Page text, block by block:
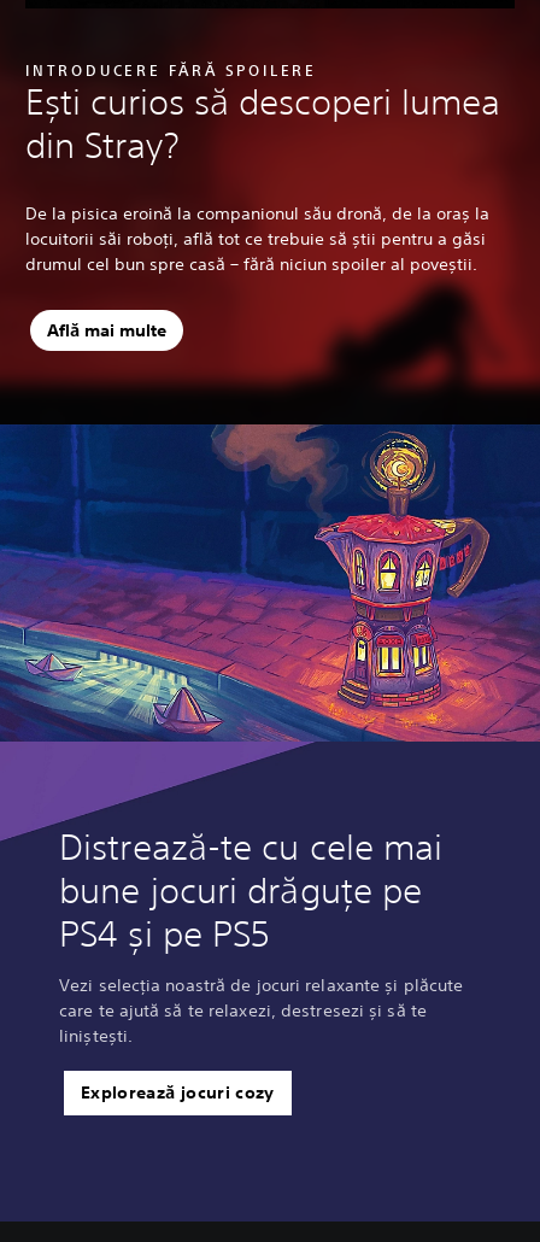
INTRODUCERE FĂRĂ SPOILERE
Ești curios să descoperi lumea
din Stray?
De la pisica eroină la companionul său dronă, de la oraș la
locuitorii săi roboți, află tot ce trebuie să știi pentru a găsi
drumul cel bun spre casă – fără niciun spoiler al poveștii.
Află mai multe
Distrează-te cu cele mai
bune jocuri drăguțe pe
PS4 și pe PS5
Vezi selecția noastră de jocuri relaxante și plăcute
care te ajută să te relaxezi, destresezi și să te
liniștești.
Explorează jocuri cozy